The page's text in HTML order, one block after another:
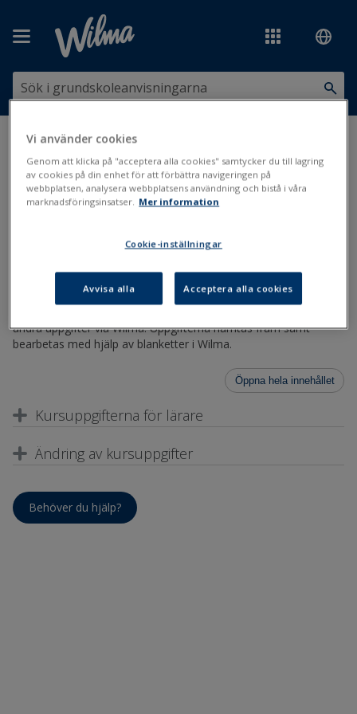
Du är här:Kurser, ämnen och läroplaner
Ändra kursuppgifter via Wilma
Ändra kursuppgifter via Wilma
Läroplan
Uppdaterad: 16.11.2020
andra uppgifter via Wilma. Uppgifterna hämtas fram samt
bearbetas med hjälp av blanketter i Wilma.
Öppna hela innehållet
Kursuppgifterna för lärare
Ändring av kursuppgifter
Behöver du hjälp?
Vi använder cookies
Genom att klicka på "acceptera alla cookies" samtycker du till lagring
av cookies på din enhet för att förbättra navigeringen på
webbplatsen, analysera webbplatsens användning och bistå i våra
marknadsföringsinsatser. Mer information
Cookie-inställningar
Avvisa alla Acceptera alla cookies